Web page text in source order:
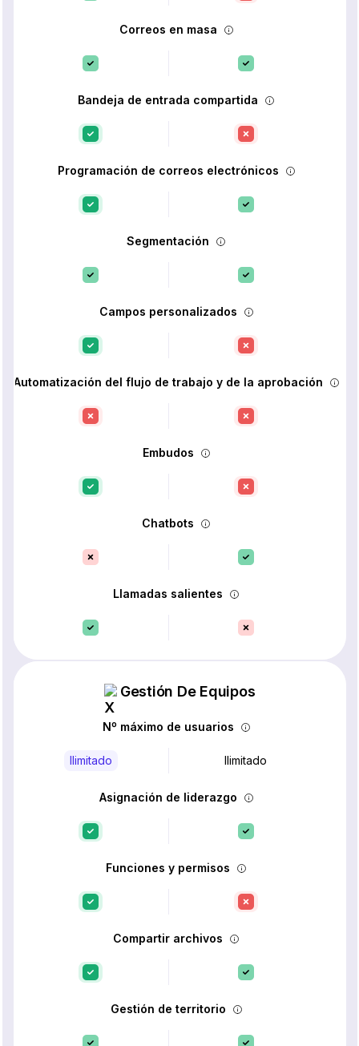
Correos en masa
Bandeja de entrada compartida
Programación de correos electrónicos
Segmentación
Campos personalizados
Automatización del flujo de trabajo y de la aprobación
Embudos
Chatbots
Llamadas salientes
Gestión De Equipos
Nº máximo de usuarios
Ilimitado Ilimitado
Asignación de liderazgo
Funciones y permisos
Compartir archivos
Gestión de territorio